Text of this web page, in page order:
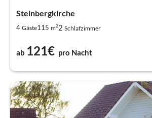
Steinbergkirche
4 Gäste115 m22 Schlafzimmer
ab 121€ pro Nacht